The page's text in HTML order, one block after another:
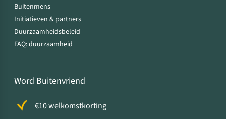
Buitenmens
Initiatieven & partners
Duurzaamheidsbeleid
FAQ: duurzaamheid
Word Buitenvriend
€10 welkomstkorting